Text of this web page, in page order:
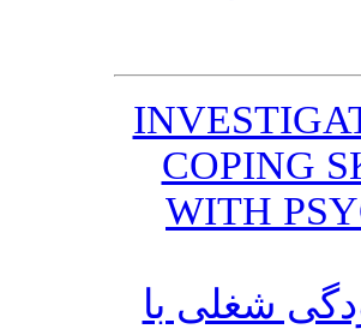
COPING
WITH
شغلی با